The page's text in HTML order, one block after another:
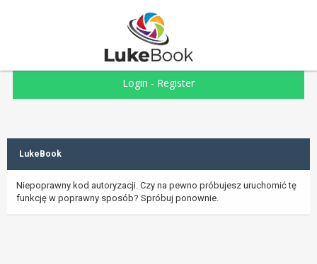
Login - Register
LukeBook
Niepoprawny kod autoryzacji. Czy na pewno próbujesz uruchomić tę
funkcję w poprawny sposób? Spróbuj ponownie.